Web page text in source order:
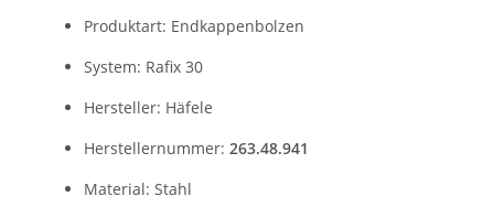
Produktart: Endkappenbolzen
System: Rafix 30
Hersteller: Häfele
Herstellernummer: 263.48.941
Material: Stahl